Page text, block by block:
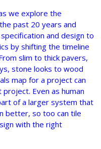
we explore the
past 20 years and
and design to
by shifting the timeline
slim to thick pavers,
stone looks to wood
map for a project can
Even as human
of a larger system that
better, so too can tile
with the right